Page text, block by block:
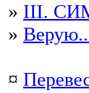
» III.
»
¤